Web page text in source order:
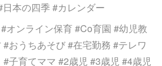
本の四季 #カレンダー
オンライン保育 #Co育園 #幼児教
おうちあそび #在宅勤務 #テレワ
子育てママ #2歳児 #3歳児 #4歳児